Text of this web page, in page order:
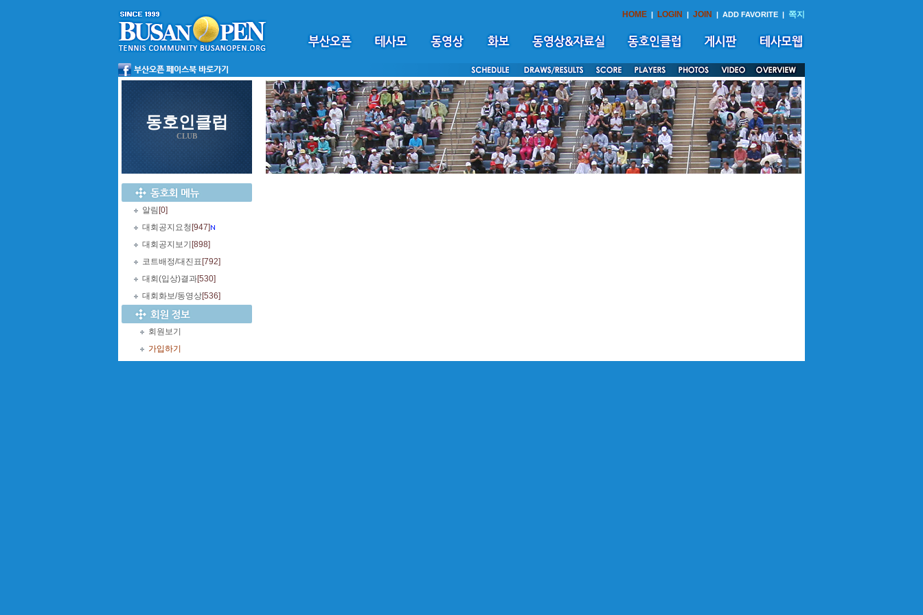
HOME | LOGIN | JOIN | ADD FAVORITE | 쪽지
동호인클럽
CLUB
알림 [0]
대회공지요청 [947]
대회공지보기 [898]
코트배정/대진표 [792]
대회(입상)결과[530]
대회화보/동영상[536]
회원보기
가입하기